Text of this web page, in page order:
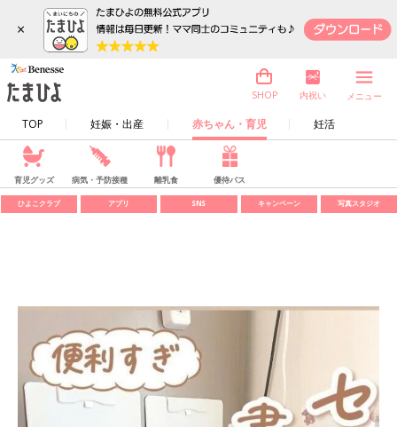
×
TOP 妊娠・出産 赤ちゃん・育児 妊活
SHOP 内祝い メニュー
育児グッズ 病気・予防接種 離乳食 優待パス
ひよこクラブ アプリ SNS キャンペーン 写真スタジオ